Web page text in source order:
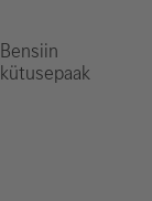
Bensiin
kütusepaak